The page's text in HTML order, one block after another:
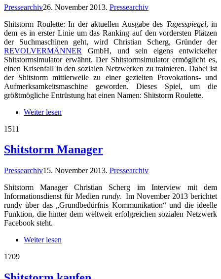
Pressearchiv26. November 2013. Pressearchiv
Shitstorm Roulette: In der aktuellen Ausgabe des Tagesspiegel, in
dem es in erster Linie um das Ranking auf den vordersten Plätzen
der Suchmaschinen geht, wird Christian Scherg, Gründer der
REVOLVERMÄNNER
GmbH, und sein eigens entwickelter
Shitstormsimulator erwähnt. Der Shitstormsimulator ermöglicht es,
einen Krisenfall in den sozialen Netzwerken zu trainieren. Dabei ist
der Shitstorm mittlerweile zu einer gezielten Provokations- und
Aufmerksamkeitsmaschine geworden. Dieses Spiel, um die
größtmögliche Entrüstung hat einen Namen: Shitstorm Roulette.
Weiter lesen
1511
Shitstorm Manager
Pressearchiv15. November 2013. Pressearchiv
Shitstorm Manager Christian Scherg im Interview mit dem
Informationsdienst für Medien rundy. Im November 2013 berichtet
rundy über das „Grundbedürfnis Kommunikation“ und die ideelle
Funktion, die hinter dem weltweit erfolgreichen sozialen Netzwerk
Facebook steht.
Weiter lesen
1709